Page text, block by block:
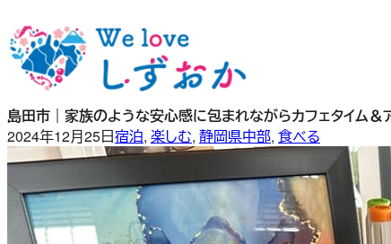
容
を
ッ
プ
島田市｜家族のような安心感に包まれながらカフェタイム＆
2024年12月25日宿泊, 楽しむ, 静岡県中部, 食べる